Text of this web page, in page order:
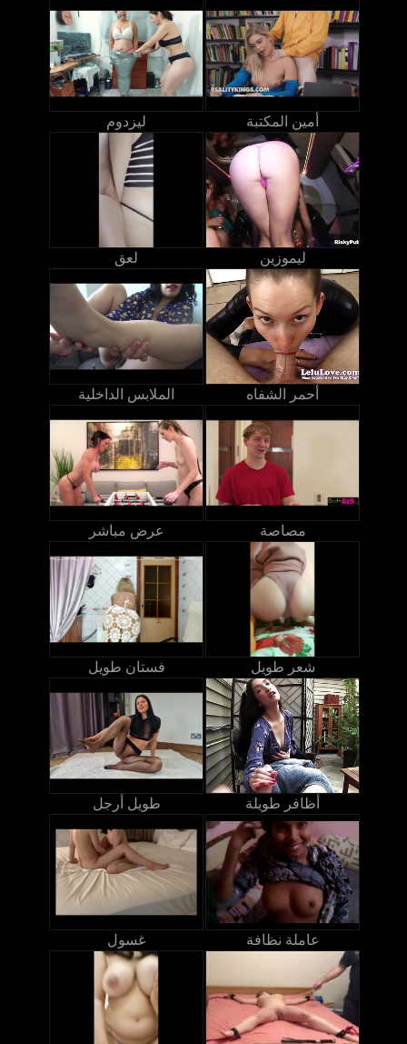
ليزدوم أمين المكتبة
لعق ليموزين
الملابس الداخلية أحمر الشفاه
عرض مباشر مصاصة
فستان طويل شعر طويل
طويل أرجل أظافر طويلة
غسول عاملة نظافة